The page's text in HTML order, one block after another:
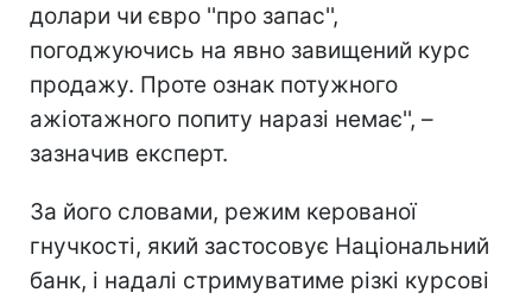
долари чи євро ''про запас'',
погоджуючись на явно завищений курс
продажу. Проте ознак потужного
ажіотажного попиту наразі немає'', –
зазначив експерт.
За його словами, режим керованої
гнучкості, який застосовує Національний
банк, і надалі стримуватиме різкі курсові